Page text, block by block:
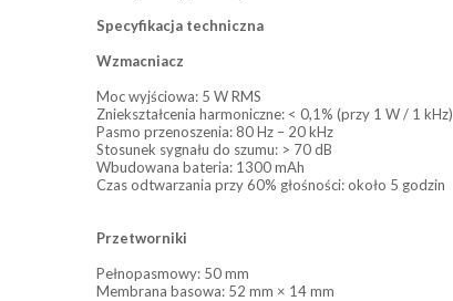
Specyfikacja techniczna
Wzmacniacz
Moc wyjściowa: 5 W RMS
Zniekształcenia harmoniczne: < 0,1% (przy 1 W / 1 kHz)
Pasmo przenoszenia: 80 Hz – 20 kHz
Stosunek sygnału do szumu: > 70 dB
Wbudowana bateria: 1300 mAh
Czas odtwarzania przy 60% głośności: około 5 godzin
Przetworniki
Pełnopasmowy: 50 mm
Membrana basowa: 52 mm × 14 mm